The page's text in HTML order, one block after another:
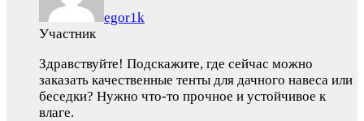
egor1k
Участник
Здравствуйте! Подскажите, где сейчас можно
заказать качественные тенты для дачного навеса или
беседки? Нужно что-то прочное и устойчивое к
влаге.